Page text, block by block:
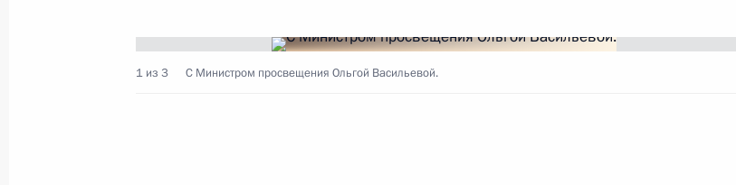
в сфере защиты семьи и детей
4 июля 2019 года, 17:00
1 из 3 С Министром просвещения Ольгой Васильевой.